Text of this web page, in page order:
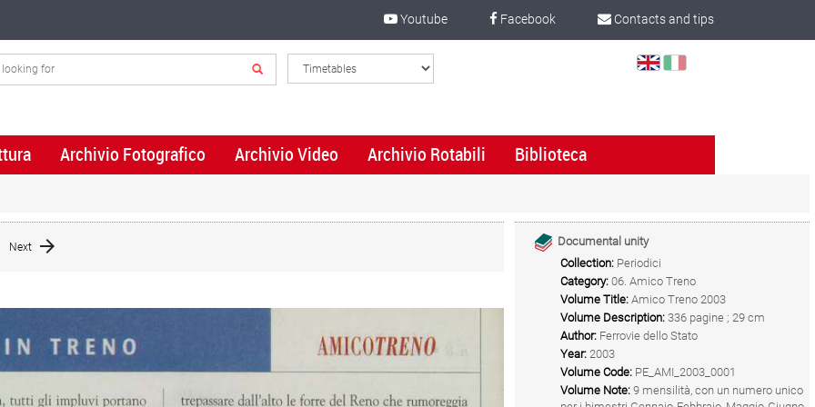
Contacts and tips
Facebook
Youtube
Select
Archivio Fotografico Archivio Video Archivio Rotabili Biblioteca
Next
Documental unity
Collection: Periodici
Category: 06. Amico Treno
Volume Title: Amico Treno 2003
Volume Description: 336 pagine ; 29 cm
Author: Ferrovie dello Stato
Year: 2003
Volume Code: PE_AMI_2003_0001
Volume Note: 9 mensilità, con un numero unico